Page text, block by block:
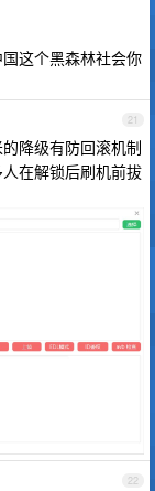
这个黑森林社会你
21
降级有防回滚机制
在解锁后刷机前拔
22